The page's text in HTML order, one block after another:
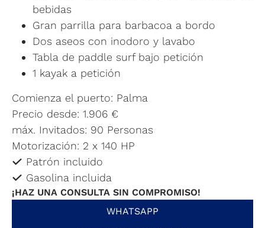
bebidas
Gran parrilla para barbacoa a bordo
Dos aseos con inodoro y lavabo
Tabla de paddle surf bajo petición
1 kayak a petición
Comienza el puerto: Palma
Precio desde: 1.906 €
máx. Invitados: 90 Personas
Motorización: 2 x 140 HP
Patrón incluido
Gasolina incluida
¡HAZ UNA CONSULTA SIN COMPROMISO!
WHATSAPP